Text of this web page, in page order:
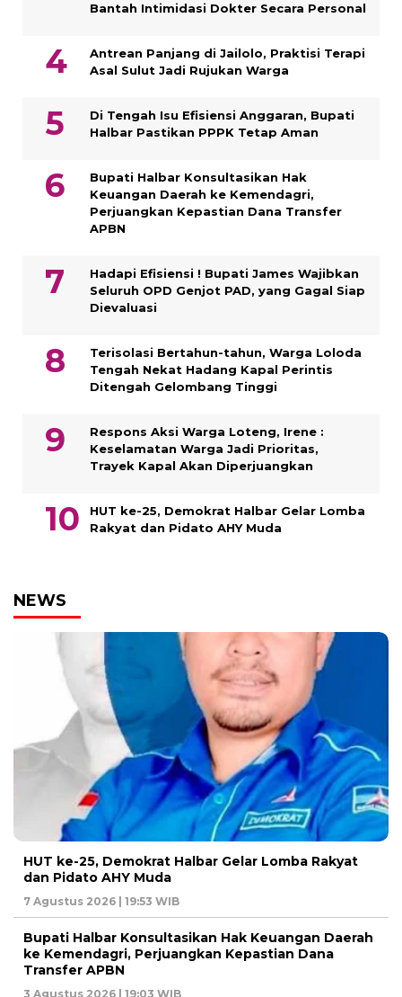
Bantah Intimidasi Dokter Secara Personal
Antrean Panjang di Jailolo, Praktisi Terapi
Asal Sulut Jadi Rujukan Warga
Di Tengah Isu Efisiensi Anggaran, Bupati
Halbar Pastikan PPPK Tetap Aman
Bupati Halbar Konsultasikan Hak
Keuangan Daerah ke Kemendagri,
Perjuangkan Kepastian Dana Transfer
APBN
Hadapi Efisiensi ! Bupati James Wajibkan
Seluruh OPD Genjot PAD, yang Gagal Siap
Dievaluasi
Terisolasi Bertahun-tahun, Warga Loloda
Tengah Nekat Hadang Kapal Perintis
Ditengah Gelombang Tinggi
Respons Aksi Warga Loteng, Irene :
Keselamatan Warga Jadi Prioritas,
Trayek Kapal Akan Diperjuangkan
HUT ke-25, Demokrat Halbar Gelar Lomba
Rakyat dan Pidato AHY Muda
NEWS
HUT ke-25, Demokrat Halbar Gelar Lomba Rakyat
dan Pidato AHY Muda
7 Agustus 2026 | 19:53 WIB
Bupati Halbar Konsultasikan Hak Keuangan Daerah
ke Kemendagri, Perjuangkan Kepastian Dana
Transfer APBN
3 Agustus 2026 | 19:03 WIB